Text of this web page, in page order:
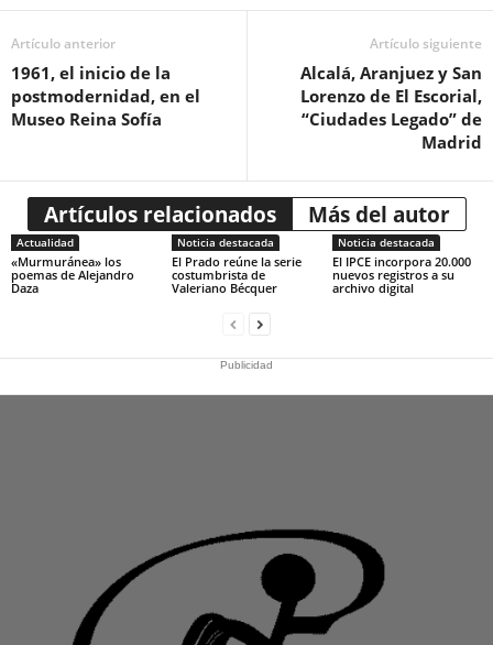
Artículo anterior
1961, el inicio de la
postmodernidad, en el
Museo Reina Sofía
Artículo siguiente
Alcalá, Aranjuez y San
Lorenzo de El Escorial,
“Ciudades Legado” de
Madrid
Artículos relacionados Más del autor
Actualidad
«Murmuránea» los
poemas de Alejandro
Daza
Noticia destacada
El Prado reúne la serie
costumbrista de
Valeriano Bécquer
Noticia destacada
El IPCE incorpora 20.000
nuevos registros a su
archivo digital
Publicidad